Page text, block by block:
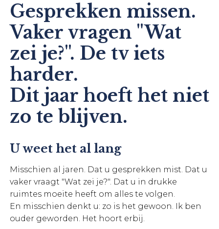
Gesprekken missen.
Vaker vragen "Wat
zei je?". De tv iets
harder.
Dit jaar hoeft het niet
zo te blijven.
U weet het al lang
Misschien al jaren. Dat u gesprekken mist. Dat u
vaker vraagt "Wat zei je?". Dat u in drukke
ruimtes moeite heeft om alles te volgen.
En misschien denkt u: zo is het gewoon. Ik ben
ouder geworden. Het hoort erbij.